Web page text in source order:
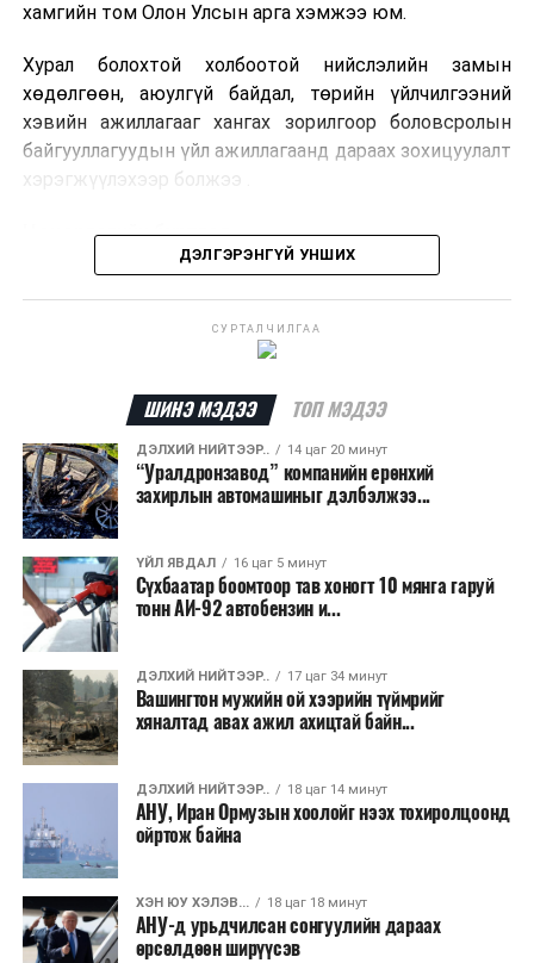
хамгийн том Олон Улсын арга хэмжээ юм.
Хурал болохтой холбоотой нийслэлийн замын
хөдөлгөөн, аюулгүй байдал, төрийн үйлчилгээний
хэвийн ажиллагааг хангах зорилгоор боловсролын
байгууллагуудын үйл ажиллагаанд дараах зохицуулалт
хэрэгжүүлэхээр болжээ .
Цэцэрлэгийн бүртгэл
E-Mongolia системээр бүртгэнэ.
Нэгдүгээр ангийн элсэлт
2026 оны 8 дугаар сарын 17–28-ны өдрүүдэд
E-Mongolia системээр бүртгэнэ.
Энэ хугацаанд хүүхэд бүртгэх дэмжлэгийн баг
сургуулиуд дээр ажиллахгүй.
Их, дээд сургуулийн хичээл
2026 оны 9 дүгээр сарын 1-нээс цахимаар
эхэлнэ.
2026 оны 9 дүгээр сарын 14-нөөс танхимаар
үргэлжилнэ.
Оюутны дотуур байр
2026 оны 9 дүгээр сарын 13-наас оюутнуудыг
дотуур байранд оруулж эхэлнэ.
Сургууль, цэцэрлэгийн үйл ажиллагааны
зохицуулалт
ДЭЛГЭРЭНГҮЙ УНШИХ
СУРТАЛЧИЛГАА
ШИНЭ МЭДЭЭ ТОП МЭДЭЭ
ДЭЛХИЙ НИЙТЭЭР.. 14 цаг 20 минут
“Уралдронзавод” компанийн ерөнхий
захирлын автомашиныг дэлбэлжээ...
ҮЙЛ ЯВДАЛ 16 цаг 5 минут
Сүхбаатар боомтоор тав хоногт 10 мянга гаруй
тонн АИ-92 автобензин и...
ДЭЛХИЙ НИЙТЭЭР.. 17 цаг 34 минут
Вашингтон мужийн ой хээрийн түймрийг
хяналтад авах ажил ахицтай байн...
ДЭЛХИЙ НИЙТЭЭР.. 18 цаг 14 минут
АНУ, Иран Ормузын хоолойг нээх тохиролцоонд
ойртож байна
ХЭН ЮУ ХЭЛЭВ... 18 цаг 18 минут
АНУ-д урьдчилсан сонгуулийн дараах
өрсөлдөөн ширүүсэв